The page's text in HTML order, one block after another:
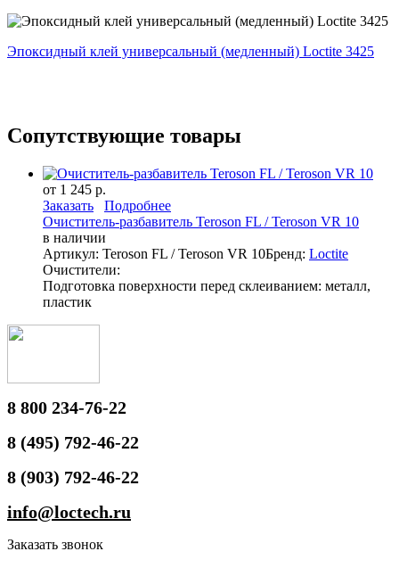
Эпоксидный клей универсальный (медленный) Loctite 3425
Сопутствующие товары
от 1 245 р.
Заказать
Подробнее
Очиститель-разбавитель Teroson FL / Teroson VR 10
в наличии
Артикул: Teroson FL / Teroson VR 10Бренд: Loctite
Очистители:
Подготовка поверхности перед склеиванием: металл,
пластик
8 800 234-76-22
8 (495) 792-46-22
8 (903) 792-46-22
info@loctech.ru
Заказать звонок